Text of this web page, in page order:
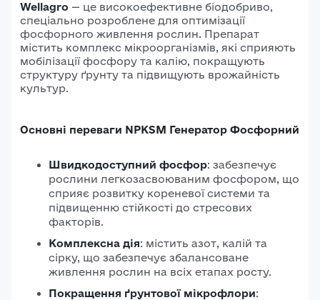
Wellagro — це високоефективне біодобриво,
спеціально розроблене для оптимізації
фосфорного живлення рослин. Препарат
містить комплекс мікроорганізмів, які сприяють
мобілізації фосфору та калію, покращують
структуру ґрунту та підвищують врожайність
культур.
Основні переваги NPKSM Генератор Фосфорний
Швидкодоступний фосфор: забезпечує
рослини легкозасвоюваним фосфором, що
сприяє розвитку кореневої системи та
підвищенню стійкості до стресових
факторів.
Комплексна дія: містить азот, калій та
сірку, що забезпечує збалансоване
живлення рослин на всіх етапах росту.
Покращення ґрунтової мікрофлори: